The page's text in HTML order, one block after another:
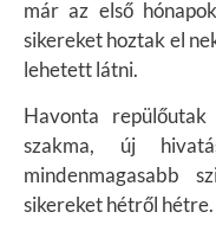
már az első
sikereket hoztak el
lehetett látni.
Havonta
szakma, új
mindenmagasabb
sikereket hétről hétre.